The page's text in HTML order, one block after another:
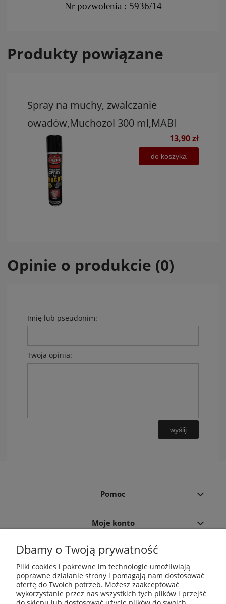
Nr pozwolenia : 5936/14
Produkty powiązane
Spray na muchy, zwalczanie
owadów,Muchozol 300 ml,MABI
13,90 zł
do koszyka
Opinie o produkcie (0)
Imię lub pseudonim:
Twoja opinia:
wyślij
Pomoc
Moje konto
Płatności i dostawa
Informacje
Dbamy o Twoją prywatność
Pliki cookies i pokrewne im technologie umożliwiają
poprawne działanie strony i pomagają nam dostosować
ofertę do Twoich potrzeb. Możesz zaakceptować
wykorzystanie przez nas wszystkich tych plików i przejść